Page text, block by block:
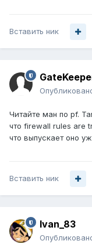
Вставить ник
Читайте ман по pf.
что firewall rules are
что выпускает оно
Вставить ник
Ivan_83